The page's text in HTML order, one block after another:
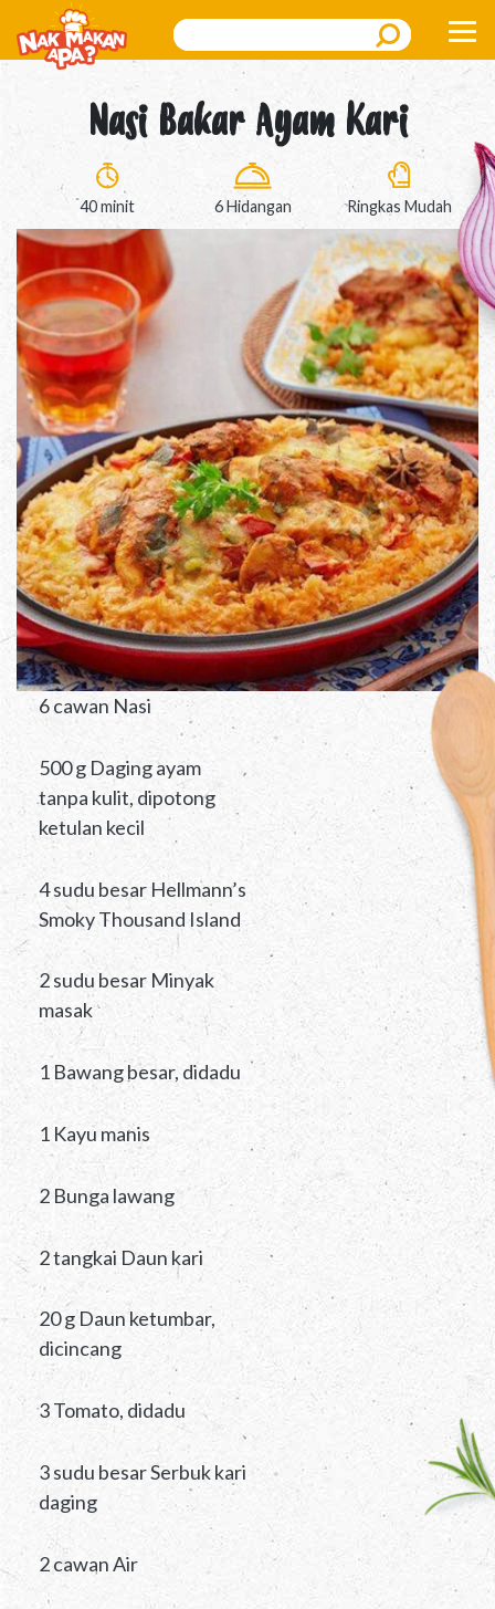
Search
Nasi Bakar Ayam Kari
40 minit 6 Hidangan Ringkas Mudah
6 cawan Nasi
500 g Daging ayam
tanpa kulit, dipotong
ketulan kecil
4 sudu besar Hellmann’s
Smoky Thousand Island
2 sudu besar Minyak
masak
1 Bawang besar, didadu
1 Kayu manis
2 Bunga lawang
2 tangkai Daun kari
20 g Daun ketumbar,
dicincang
3 Tomato, didadu
3 sudu besar Serbuk kari
daging
2 cawan Air